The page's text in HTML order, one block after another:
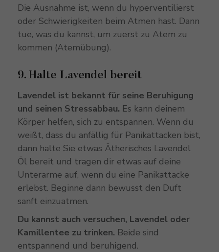
Die Ausnahme ist, wenn du hyperventilierst
oder Schwierigkeiten beim Atmen hast. Dann
tue, was du kannst, um zuerst zu Atem zu
kommen (Atemübung).
9. Halte Lavendel bereit
Lavendel ist bekannt für seine Beruhigung
und seinen Stressabbau. Es kann deinem
Körper helfen, sich zu entspannen. Wenn du
weißt, dass du anfällig für Panikattacken bist,
dann halte Sie etwas Ätherisches Lavendel
Öl bereit und tragen dir etwas auf deine
Unterarme auf, wenn du eine Panikattacke
erlebst. Beginne dann bewusst den Duft
sanft einzuatmen.
Du kannst auch versuchen, Lavendel oder
Kamillentee zu trinken. Beide sind
entspannend und beruhigend.